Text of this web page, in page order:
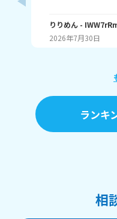
す！ 最後まで見てくれてありがとう！ ではバイバ
イ！
りりめん -
2026年7月30日
ランキ
相